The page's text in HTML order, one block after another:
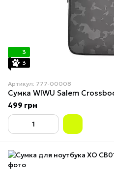
3
3
Артикул: 777-00008
Сумка WIWU Salem
499 грн